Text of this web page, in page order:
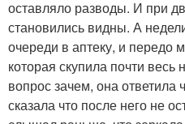
оставляло разводы. И при
становились видны. А
очереди в аптеку, и передо
которая скупила почти
вопрос зачем, она ответила
сказала что после него не